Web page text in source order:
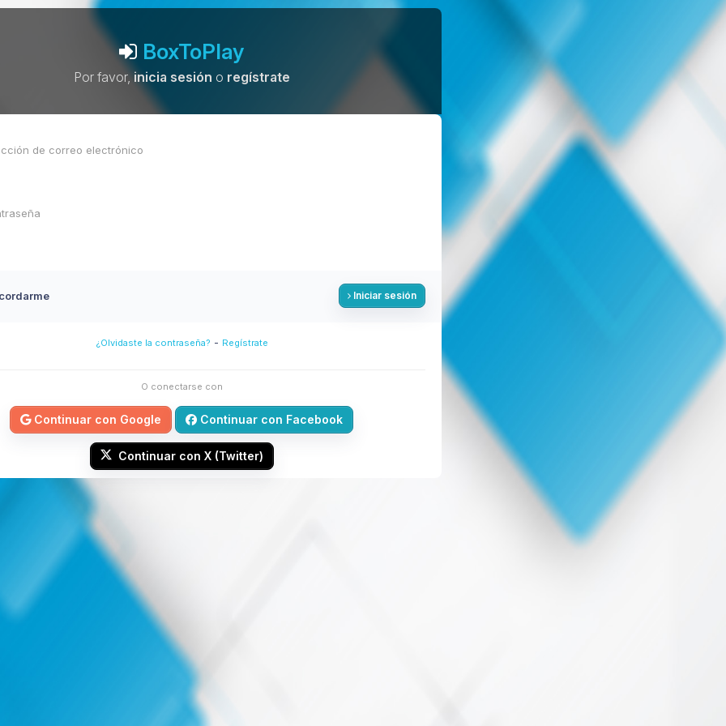
BoxToPlay
Por favor,inicia sesión o regístrate
Iniciar sesión
¿Olvidaste la contraseña? - Regístrate
O conectarse con
Continuar con Google Continuar con Facebook
Continuar con X (Twitter)